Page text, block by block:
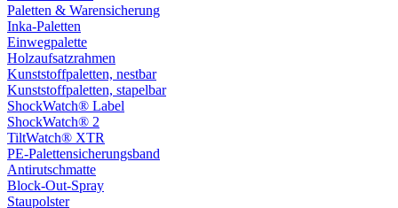
Paletten & Warensicherung
Inka-Paletten
Einwegpalette
Holzaufsatzrahmen
Kunststoffpaletten, nestbar
Kunststoffpaletten, stapelbar
ShockWatch® Label
ShockWatch® 2
TiltWatch® XTR
PE-Palettensicherungsband
Antirutschmatte
Block-Out-Spray
Staupolster